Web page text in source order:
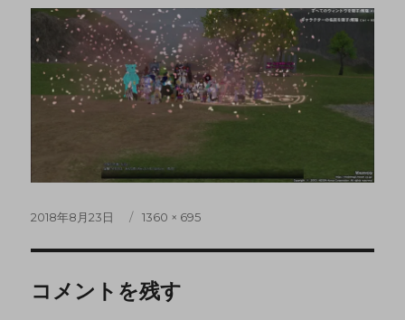
2018年8月23日 1360 × 695
コメントを残す